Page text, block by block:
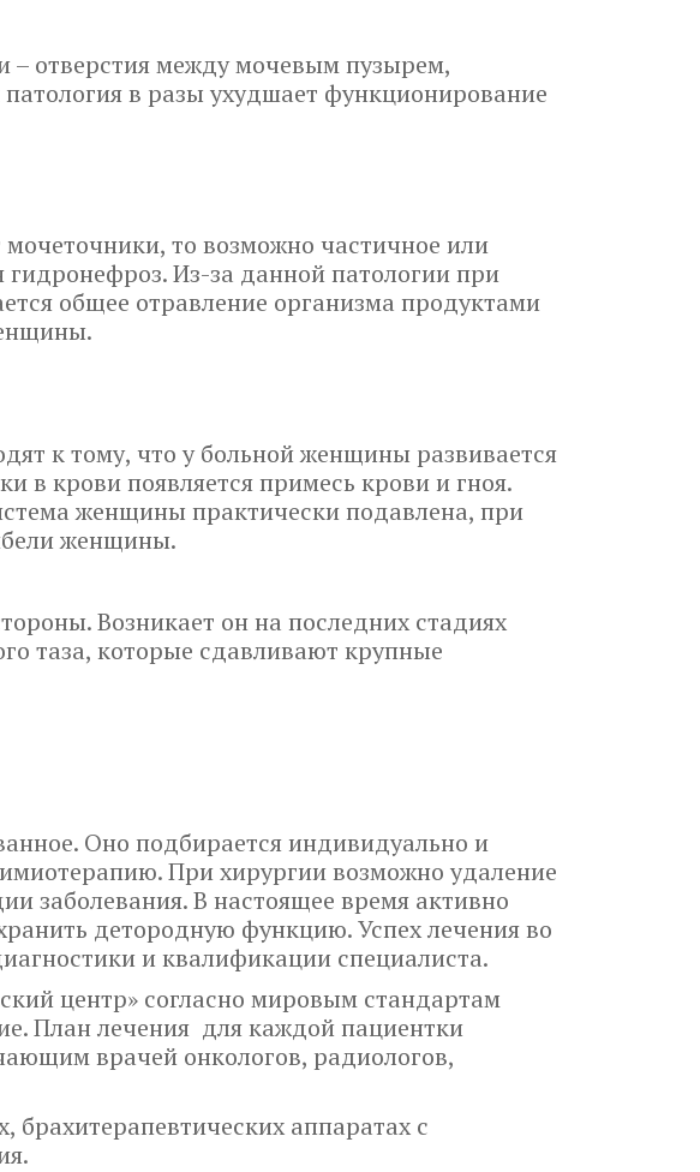
– отверстия между мочевым пузырем,
в разы ухудшает функционирование
то возможно частичное или
гидронефроз. Из-за данной патологии при
общее отравление организма продуктами
к тому, что у больной женщины развивается
в крови появляется примесь крови и гноя.
женщины практически подавлена, при
женщины.
Возникает он на последних стадиях
таза, которые сдавливают крупные
Оно подбирается индивидуально и
При хирургии возможно удаление
заболевания. В настоящее время активно
детородную функцию. Успех лечения во
и квалификации специалиста.
центр» согласно мировым стандартам
План лечения для каждой пациентки
врачей онкологов, радиологов,
брахитерапевтических аппаратах с